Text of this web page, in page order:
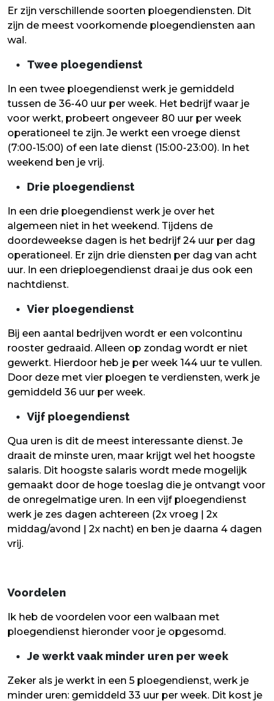
Er zijn verschillende soorten ploegendiensten. Dit
zijn de meest voorkomende ploegendiensten aan
wal.
Twee ploegendienst
In een twee ploegendienst werk je gemiddeld
tussen de 36-40 uur per week. Het bedrijf waar je
voor werkt, probeert ongeveer 80 uur per week
operationeel te zijn. Je werkt een vroege dienst
(7:00-15:00) of een late dienst (15:00-23:00). In het
weekend ben je vrij.
Drie ploegendienst
In een drie ploegendienst werk je over het
algemeen niet in het weekend. Tijdens de
doordeweekse dagen is het bedrijf 24 uur per dag
operationeel. Er zijn drie diensten per dag van acht
uur. In een drieploegendienst draai je dus ook een
nachtdienst.
Vier ploegendienst
Bij een aantal bedrijven wordt er een volcontinu
rooster gedraaid. Alleen op zondag wordt er niet
gewerkt. Hierdoor heb je per week 144 uur te vullen.
Door deze met vier ploegen te verdiensten, werk je
gemiddeld 36 uur per week.
Vijf ploegendienst
Qua uren is dit de meest interessante dienst. Je
draait de minste uren, maar krijgt wel het hoogste
salaris. Dit hoogste salaris wordt mede mogelijk
gemaakt door de hoge toeslag die je ontvangt voor
de onregelmatige uren. In een vijf ploegendienst
werk je zes dagen achtereen (2x vroeg | 2x
middag/avond | 2x nacht) en ben je daarna 4 dagen
vrij.
Voordelen
Ik heb de voordelen voor een walbaan met
ploegendienst hieronder voor je opgesomd.
Je werkt vaak minder uren per week
Zeker als je werkt in een 5 ploegendienst, werk je
minder uren: gemiddeld 33 uur per week. Dit kost je